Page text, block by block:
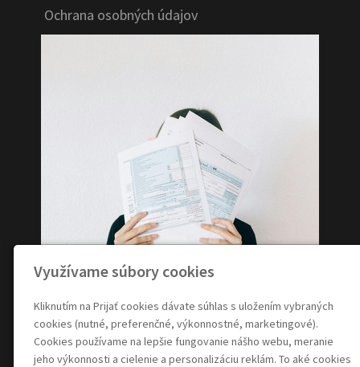
Ochrana osobných údajov
Využívame súbory cookies
Kliknutím na Prijať cookies dávate súhlas s uložením vybraných
cookies (nutné, preferenčné, výkonnostné, marketingové).
Cookies používame na lepšie fungovanie nášho webu, meranie
jeho výkonnosti a cielenie a personalizáciu reklám. To aké cookies